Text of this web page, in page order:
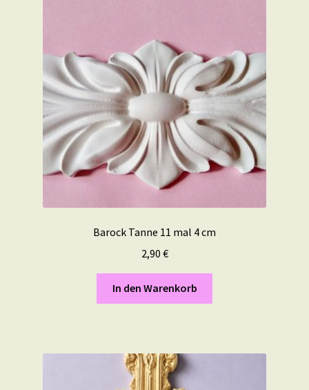
Barock Tanne 11 mal 4 cm
2,90 €
In den Warenkorb